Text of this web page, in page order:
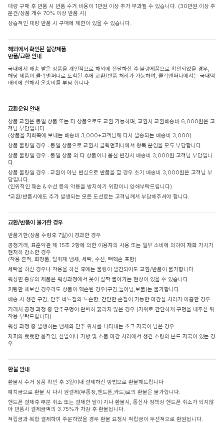
대량 구매 후 반품 시 반품 수거 비용이 1만원 이상 추가 부과될 수 있습니다. (30만원 이상 주
문건/상품 개수 70% 이상 반품 시)
상습적인 대량 반품 시 구매에 제한이 있을 수 있습니다.
해외에서 확인된 불량제품
반품/교환 안내
국내에서 배송 받은 상품을 개인적으로 해외에 전달하신 후 불량제품으로 확인되었을 경우,
해당 제품이 클릭앤퍼니로 도착된 후에 교환/반품 처리가 가능하며, 클릭앤퍼니에서는 국내택
배비에 한해서 운송비를 부담 합니다
교환운임 안내
상품 교환은 동일 상품 또는 타 상품으로도 교환 가능하며, 교환시 교환배송비 6,000원은 고
객님 부담입니다.
(상품을 저희쪽에 보내는 배송비 3,000+고객님께 다시 발송되는 배송비 3,000)
상품 불량일 경우 : 동일 상품으로 교환시 클릭앤퍼니에서 왕복 운임을 모두 부담합니다.
상품 불량일 경우 : 동일 상품 외 타 상품이나 옵션 변경시 배송비 3,000원 고객님 부담입니
다.
상품 불량일 경우 : 교환이 아닌 변심으로 반품을 할 경우 초기 배송비 3,000원은 고객님 부
담입니다.
(인위적인 훼손 & 수선 등의 악용을 방지하기 위함이니 양해부탁드립니다)
*교환/반품시에도 추가 발생되는 모든 도선료는 고객님께서 부담해주셔야 합니다.
교환/반품이 불가한 경우
반품기한(상품 수령후 7일)이 경과한 경우
공정거래, 표준약관 제 15조 2항에 의한 이용자의 사용 또는 일부 소비에 의하여 재화 가치가
현저히 감소한 경우
(착용 흔적, 화장품, 탈취제 냄새, 세탁, 수선, 택훼손 포함)
세탁을 하신 경우나 착용을 하신 후에는 불량이 발견되어도 교환/반품이 불가합니다.
워싱면 종류의 제품은 워싱과정에서 옷이 살짝 돌아가는 현상이 있을 수 있습니다.
피팅만 해보신 경우라도 상품이 훼손된 경우(구김,늘어남,보풀)는 불가합니다.
배송 시 생긴 구김, 단추 바느질의 느슨함, 간단한 손질이 가능한 마감실 처리가 미흡한 경우
거래처 공정 과정 중 단추구멍이 완벽히 뚫리지 않은 경우 (가위로 간단하게 구멍을 내주신 뒤
착용 부탁드립니다)
워싱 과정 중 발생하는 냄새와 단추 위치를 나타내는 초크 자국이 남은 경우
지퍼의 뻣뻣한 움직임, 신발이나 가방 및 소품 마감 처리에서 생긴 소량의 본드 자국이 있는 경
우
환불 안내
환불시 수거 상품 확인 후 3일이내 결제하신 방법으로 환불해드립니다
예치금으로 환불 시 다시 원결제(무통장,핸드폰,카드)로의 환불은 불가합니다.
핸드폰 결제후 부분 취소 또는 결제한 달이 지나 환불시, 통신사 정책상 핸드폰 취소가 되지않
아 반품시 결제금액의 3.75%가 차감 후 환불됩니다.
적립금과 복합 결제하여 주문하였을 경우 환불 요청시 적립금이 우선적으로 환원됩니다.